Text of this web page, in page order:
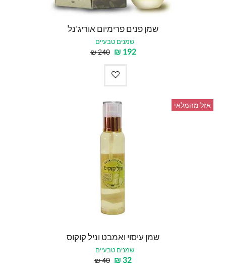
שמן פנים פרימיום אוריג'נל
שמנים טבעיים
192
₪
240
₪
אזל מהמלאי
שמן עיסוי ואמבט וניל קוקוס
שמנים טבעיים
32
₪
40
₪